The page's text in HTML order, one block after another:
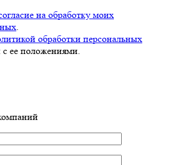
на обработку моих
.
обработки персональных
с ее положениями.